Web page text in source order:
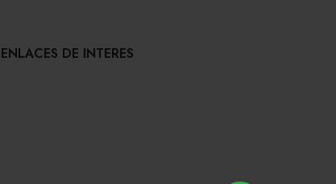
ENLACES DE INTERES